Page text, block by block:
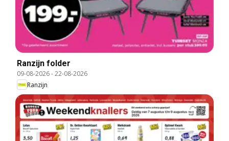
Ranzijn folder
09-08-2026-22-08-2026
Ranzijn